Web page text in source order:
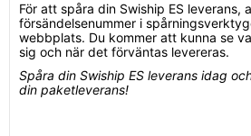
För att spåra din Swiship ES leverans,
försändelsenummer i
webbplats. Du kommer att kunna se
sig och när det förväntas levereras.
Spåra din Swiship ES leverans idag
din paketleverans!